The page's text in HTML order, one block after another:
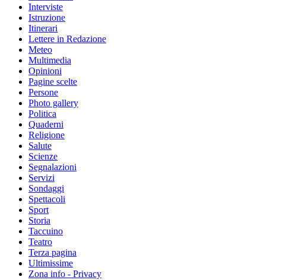
Interviste
Istruzione
Itinerari
Lettere in Redazione
Meteo
Multimedia
Opinioni
Pagine scelte
Persone
Photo gallery
Politica
Quaderni
Religione
Salute
Scienze
Segnalazioni
Servizi
Sondaggi
Spettacoli
Sport
Storia
Taccuino
Teatro
Terza pagina
Ultimissime
Zona info - Privacy